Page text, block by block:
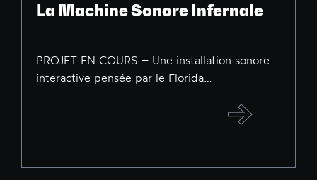
La Machine Sonore Infernale
PROJET EN COURS – Une installation sonore
interactive pensée par le Florida…